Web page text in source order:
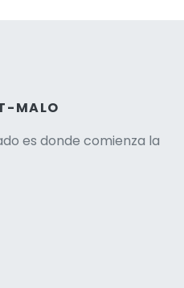
MALO
es donde comienza la